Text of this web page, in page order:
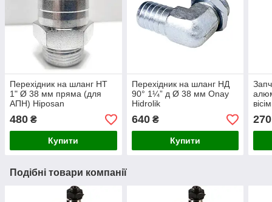
Перехідник на шланг НТ
1" Ø 38 мм пряма (для
АПН) Hiposan
480 ₴
Купити
Перехідник на шланг НД
90° 1¼” д Ø 38 мм Onay
Hidrolik
640₴
Купити
270
Подібні товари компанії